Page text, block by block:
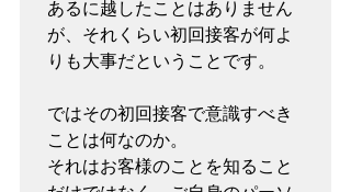
あるに越したことはありません
が、それくらい初回接客が何よ
りも大事だということです。
ではその初回接客で意識すべき
ことは何なのか。
それはお客様のことを知ること